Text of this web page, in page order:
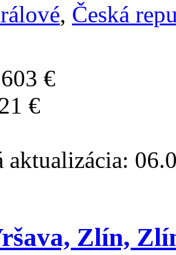
, Česká
€
€
aktualizácia:
Zlín,